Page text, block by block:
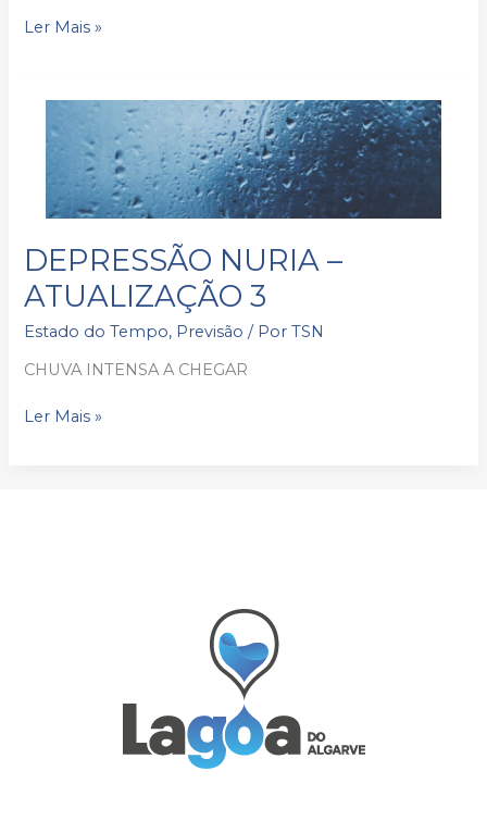
Ler Mais »
DEPRESSÃO NURIA –
ATUALIZAÇÃO 3
Estado do Tempo, Previsão / Por TSN
CHUVA INTENSA A CHEGAR
DEPRESSÃO
NURIA
–
ATUALIZAÇÃO
3
Ler Mais »